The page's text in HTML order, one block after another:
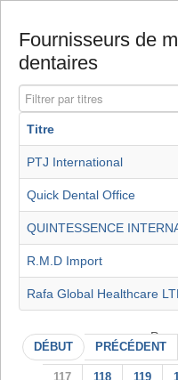
Fournisseurs de
dentaires
Filtrer par titres
Titre
PTJ International
Quick Dental Office
QUINTESSENCE
R.M.D Import
Rafa Global Healthcare
DÉBUT PRÉCÉDENT